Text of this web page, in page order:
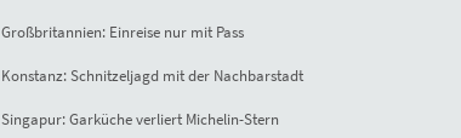
Großbritannien: Einreise nur mit Pass
Konstanz: Schnitzeljagd mit der Nachbarstadt
Singapur: Garküche verliert Michelin-Stern